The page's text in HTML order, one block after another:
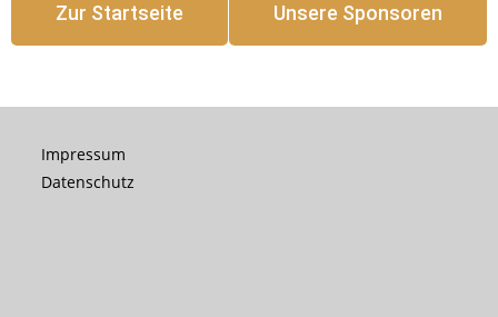
Zur Startseite Unsere Sponsoren
Impressum
Datenschutz